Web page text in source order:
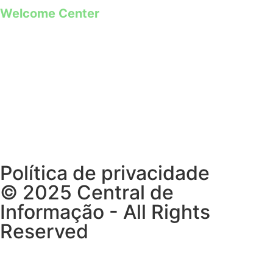
Welcome Center
Política de privacidade
© 2025 Central de
Informação - All Rights
Reserved